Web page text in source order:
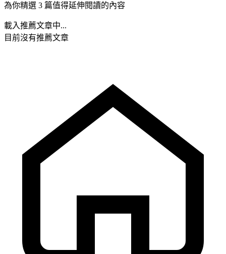
為你精選 3 篇值得延伸閱讀的內容
載入推薦文章中...
目前沒有推薦文章